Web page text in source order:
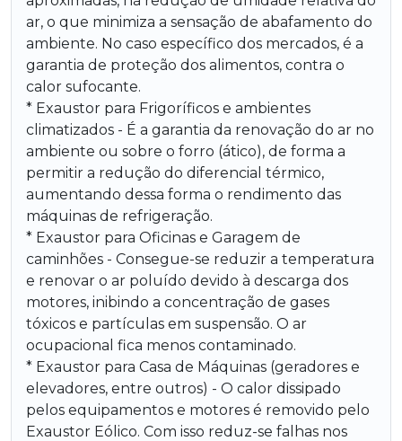
ar, o que minimiza a sensação de abafamento do
ambiente. No caso específico dos mercados, é a
garantia de proteção dos alimentos, contra o
calor sufocante.
* Exaustor para Frigoríficos e ambientes
climatizados - É a garantia da renovação do ar no
ambiente ou sobre o forro (ático), de forma a
permitir a redução do diferencial térmico,
aumentando dessa forma o rendimento das
máquinas de refrigeração.
* Exaustor para Oficinas e Garagem de
caminhões - Consegue-se reduzir a temperatura
e renovar o ar poluído devido à descarga dos
motores, inibindo a concentração de gases
tóxicos e partículas em suspensão. O ar
ocupacional fica menos contaminado.
* Exaustor para Casa de Máquinas (geradores e
elevadores, entre outros) - O calor dissipado
pelos equipamentos e motores é removido pelo
Exaustor Eólico. Com isso reduz-se falhas nos